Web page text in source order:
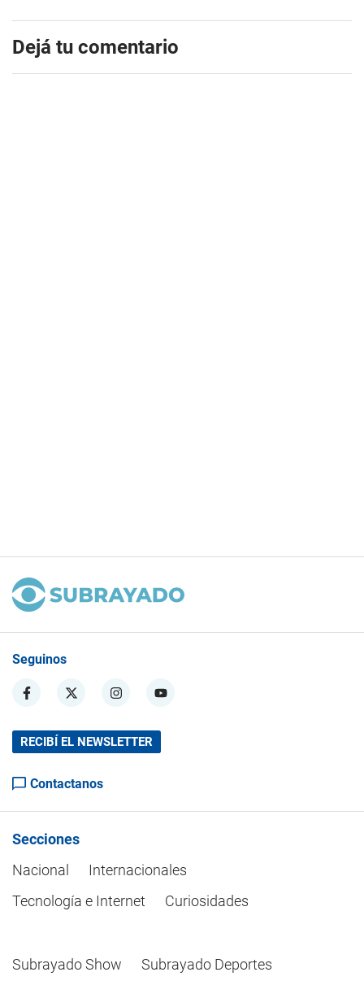
Dejá tu comentario
Seguinos
RECIBÍ EL NEWSLETTER
Contactanos
Secciones
Nacional
Internacionales
Tecnología e Internet
Curiosidades
Subrayado Show Subrayado Deportes